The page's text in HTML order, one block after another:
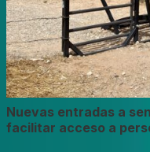
Nuevas entradas a
facilitar acceso a